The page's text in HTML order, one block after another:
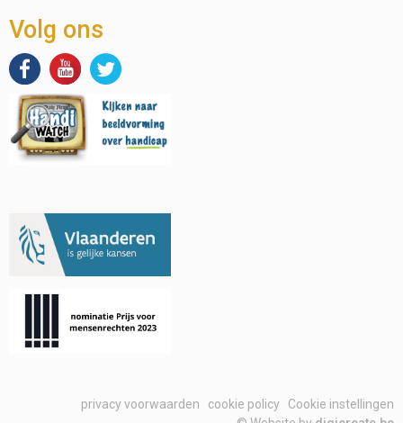
Volg ons
privacy voorwaarden cookie policy
Cookie instellingen